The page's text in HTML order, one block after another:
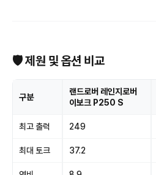
🛡 제원 및 옵션 비교
구분
랜드로버 레인지로버
이보크 P250 S
최고 출력 249
최대 토크 37.2